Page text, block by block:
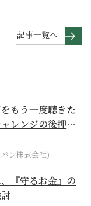
記事一覧へ
をもう一度聴きた
レンジの後押し
ン株式会社)
『守るお金』の